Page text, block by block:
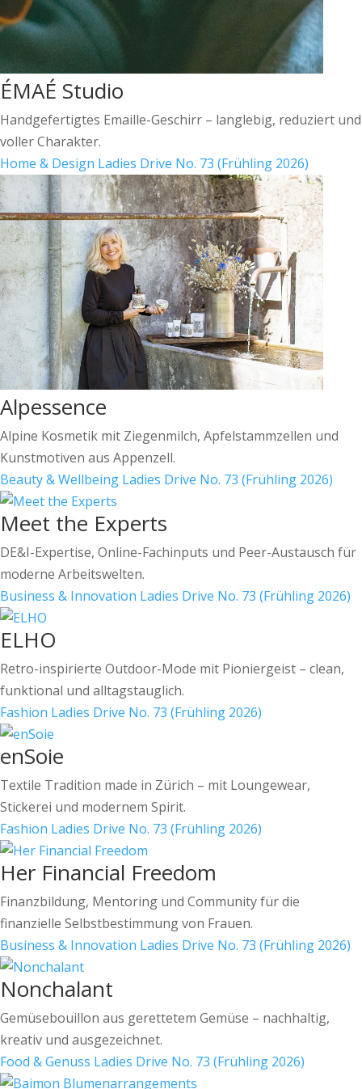
ÉMAÉ Studio
Handgefertigtes Emaille-Geschirr – langlebig, reduziert und
voller Charakter.
Home & Design Ladies Drive No. 73 (Frühling 2026)
Alpessence
Alpine Kosmetik mit Ziegenmilch, Apfelstammzellen und
Kunstmotiven aus Appenzell.
Beauty & Wellbeing Ladies Drive No. 73 (Frühling 2026)
Meet the Experts
DE&I-Expertise, Online-Fachinputs und Peer-Austausch für
moderne Arbeitswelten.
Business & Innovation Ladies Drive No. 73 (Frühling 2026)
ELHO
Retro-inspirierte Outdoor-Mode mit Pioniergeist – clean,
funktional und alltagstauglich.
Fashion Ladies Drive No. 73 (Frühling 2026)
enSoie
Textile Tradition made in Zürich – mit Loungewear,
Stickerei und modernem Spirit.
Fashion Ladies Drive No. 73 (Frühling 2026)
Her Financial Freedom
Finanzbildung, Mentoring und Community für die
finanzielle Selbstbestimmung von Frauen.
Business & Innovation Ladies Drive No. 73 (Frühling 2026)
Nonchalant
Gemüsebouillon aus gerettetem Gemüse – nachhaltig,
kreativ und ausgezeichnet.
Food & Genuss Ladies Drive No. 73 (Frühling 2026)